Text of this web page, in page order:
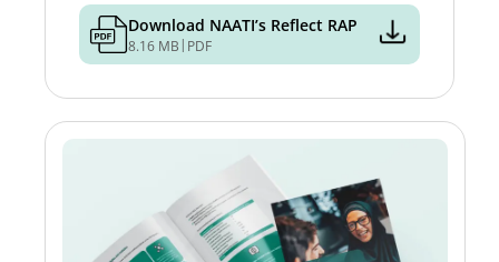
Download NAATI’s Reflect RAP
8.16 MB | PDF